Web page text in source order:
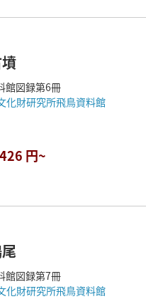
館図録第6冊
化財研究所飛鳥資料館
426 円~
館図録第7冊
化財研究所飛鳥資料館